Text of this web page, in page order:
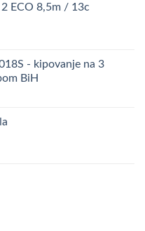
ECO 8,5m / 13c
- kipovanje na 3
BiH